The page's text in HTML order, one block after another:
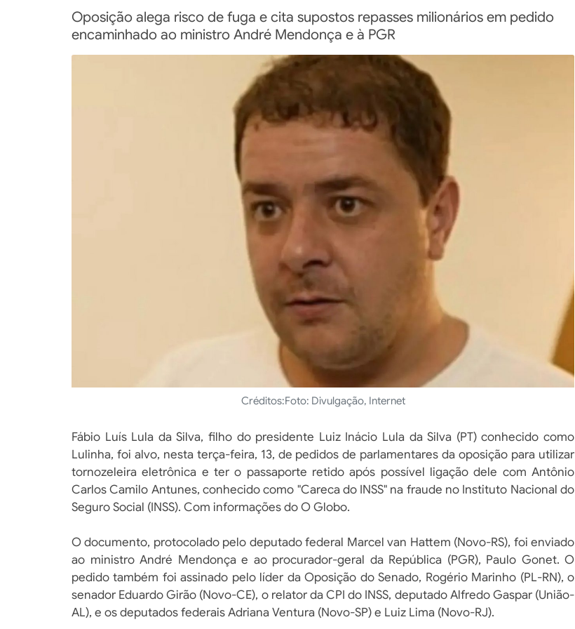
Oposição alega risco de fuga e cita supostos repasses milionários em pedido
encaminhado ao ministro André Mendonça e à PGR
Créditos:Foto: Divulgação, Internet
Fábio Luís Lula da Silva, filho do presidente Luiz Inácio Lula da Silva (PT) conhecido como
Lulinha, foi alvo, nesta terça-feira, 13, de pedidos de parlamentares da oposição para utilizar
tornozeleira eletrônica e ter o passaporte retido após possível ligação dele com Antônio
Carlos Camilo Antunes, conhecido como "Careca do INSS" na fraude no Instituto Nacional do
Seguro Social (INSS). Com informações do O Globo.
O documento, protocolado pelo deputado federal Marcel van Hattem (Novo-RS), foi enviado
ao ministro André Mendonça e ao procurador-geral da República (PGR), Paulo Gonet. O
pedido também foi assinado pelo líder da Oposição do Senado, Rogério Marinho (PL-RN), o
senador Eduardo Girão (Novo-CE), o relator da CPI do INSS, deputado Alfredo Gaspar (União-
AL), e os deputados federais Adriana Ventura (Novo-SP) e Luiz Lima (Novo-RJ).